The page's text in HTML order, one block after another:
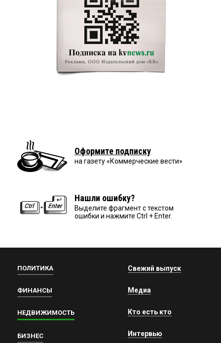
Оформите подписку
на газету «Коммерческие вести»
Нашли ошибку?
Выделите фрагмент с текстом
ошибки и нажмите Ctrl + Enter.
ПОЛИТИКА
ФИНАНСЫ
НЕДВИЖИМОСТЬ
БИЗНЕС
Свежий выпуск
Медиа
Кто есть кто
Интервью